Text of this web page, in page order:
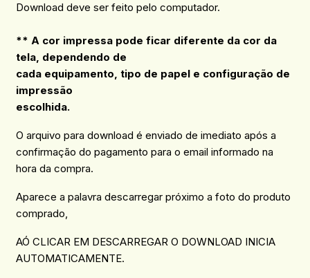
Download deve ser feito pelo computador.
** A cor impressa pode ficar diferente da cor da
tela, dependendo de
cada equipamento, tipo de papel e configuração de
impressão
escolhida.
O arquivo para download é enviado de imediato após a
confirmação do pagamento para o email informado na
hora da compra.
Aparece a palavra descarregar próximo a foto do produto
comprado,
AÓ CLICAR EM DESCARREGAR O DOWNLOAD INICIA
AUTOMATICAMENTE.